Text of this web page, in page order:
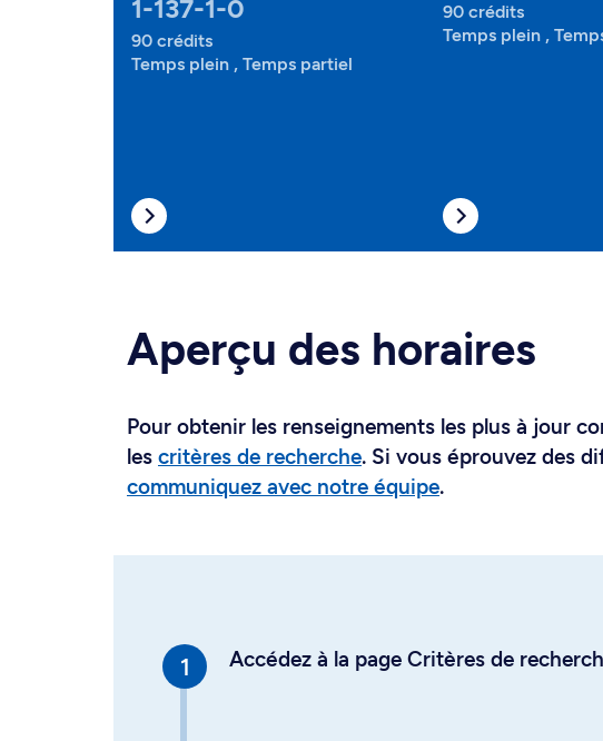
1-137-1-0
90 crédits
Temps plein , Temps partiel
90 crédits
Temps plein ,
Aperçu des horaires
Pour obtenir les renseignements les plus à jour
les critères de recherche. Si vous éprouvez des
communiquez avec notre équipe.
Accédez à la page Critères de